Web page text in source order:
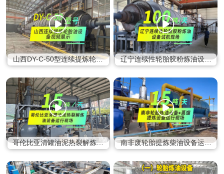
山西DY-C-50型连续提炼轮胎
辽宁连续性轮胎胶粉炼油设备
哥伦比亚清罐油泥热裂解炼油
南非废轮胎提炼柴油设备运行